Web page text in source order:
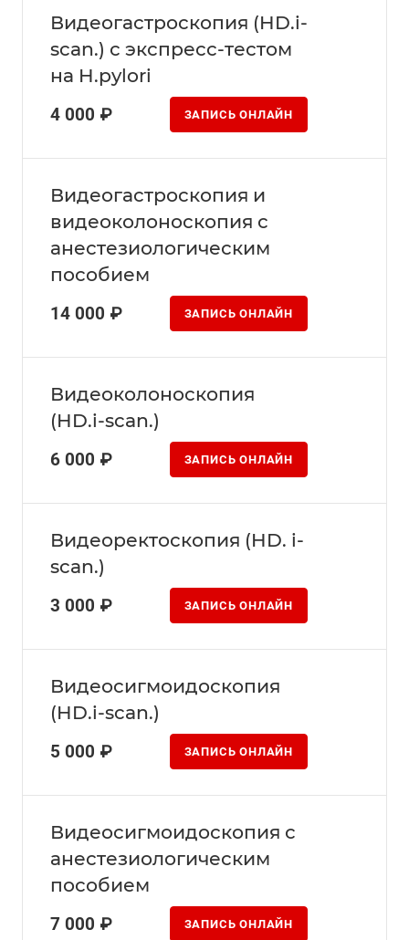
Видеогастроскопия (HD.i-
scan.) с экспресс-тестом
на H.pylori
4 000 ₽ ЗАПИСЬ ОНЛАЙН
Видеогастроскопия и
видеоколоноскопия с
анестезиологическим
пособием
14 000 ₽ ЗАПИСЬ ОНЛАЙН
Видеоколоноскопия
(HD.i-scan.)
6 000 ₽ ЗАПИСЬ ОНЛАЙН
Видеоректоскопия (HD. i-
scan.)
3 000 ₽ ЗАПИСЬ ОНЛАЙН
Видеосигмоидоскопия
(HD.i-scan.)
5 000 ₽ ЗАПИСЬ ОНЛАЙН
Видеосигмоидоскопия с
анестезиологическим
пособием
7 000 ₽ ЗАПИСЬ ОНЛАЙН